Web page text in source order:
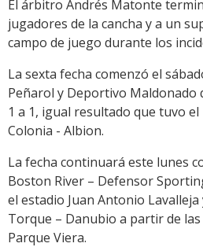
El árbitro Andrés Matonte
jugadores de la cancha y a un
campo de juego durante los
La sexta fecha comenzó el
Peñarol y Deportivo Maldonado
1 a 1, igual resultado que tuvo
Colonia - Albion.
La fecha continuará este lunes
Boston River – Defensor
el estadio Juan Antonio
Torque – Danubio a partir de las
Parque Viera.